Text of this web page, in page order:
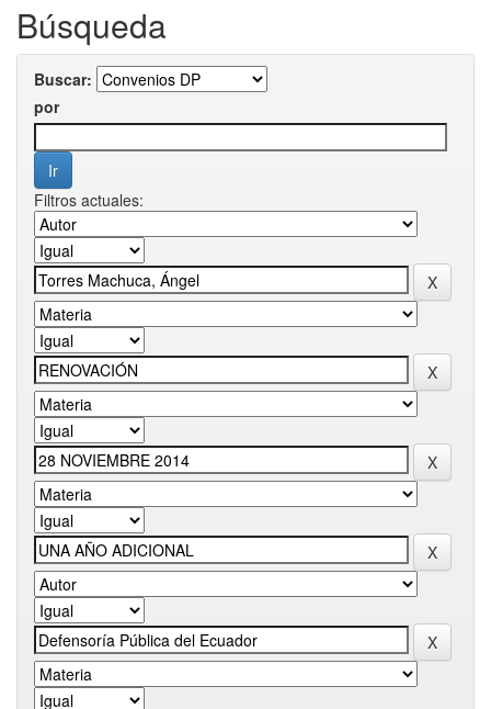
Búsqueda
Buscar:
por
Filtros actuales: